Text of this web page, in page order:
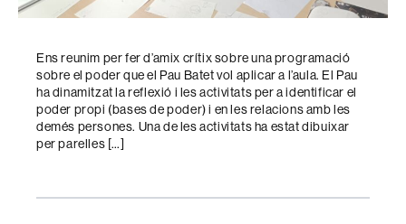
Ens reunim per fer d’amix crítix sobre una programació
sobre el poder que el Pau Batet vol aplicar a l’aula. El Pau
ha dinamitzat la reflexió i les activitats per a identificar el
poder propi (bases de poder) i en les relacions amb les
demés persones. Una de les activitats ha estat dibuixar
per parelles […]